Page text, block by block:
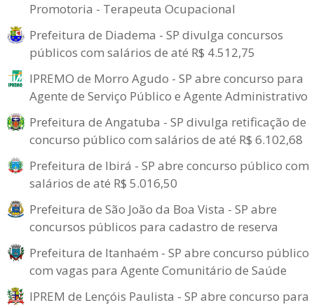
Promotoria - Terapeuta Ocupacional
Prefeitura de Diadema - SP divulga concursos
públicos com salários de até R$ 4.512,75
IPREMO de Morro Agudo - SP abre concurso para
Agente de Serviço Público e Agente Administrativo
Prefeitura de Angatuba - SP divulga retificação de
concurso público com salários de até R$ 6.102,68
Prefeitura de Ibirá - SP abre concurso público com
salários de até R$ 5.016,50
Prefeitura de São João da Boa Vista - SP abre
concursos públicos para cadastro de reserva
Prefeitura de Itanhaém - SP abre concurso público
com vagas para Agente Comunitário de Saúde
IPREM de Lençóis Paulista - SP abre concurso para